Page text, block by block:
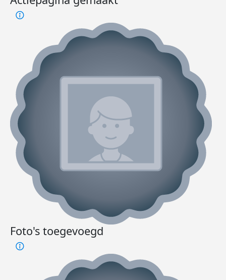
Foto's toegevoegd